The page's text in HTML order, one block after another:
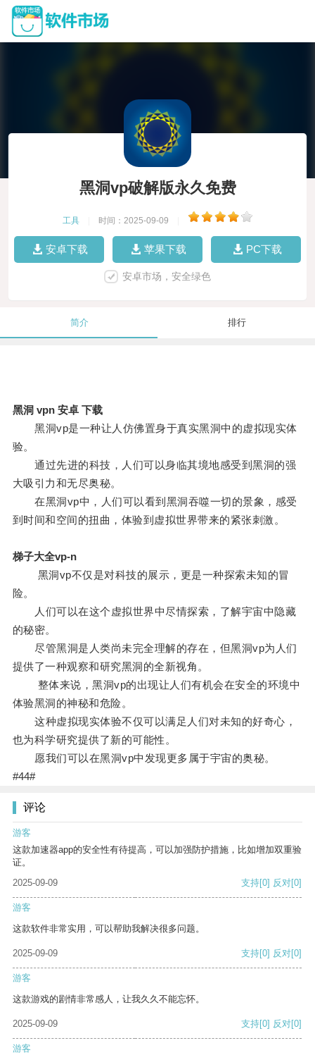
黑洞vp破解版永久免费
工具 时间：2025-09-09
安卓下载 苹果下载 PC下载
安卓市场，安全绿色
简介 排行
黑洞 vpn 安卓 下载
黑洞vp是一种让人仿佛置身于真实黑洞中的虚拟现实体
验。
通过先进的科技，人们可以身临其境地感受到黑洞的强
大吸引力和无尽奥秘。
在黑洞vp中，人们可以看到黑洞吞噬一切的景象，感受
到时间和空间的扭曲，体验到虚拟世界带来的紧张刺激。
梯子大全vp-n
黑洞vp不仅是对科技的展示，更是一种探索未知的冒
险。
人们可以在这个虚拟世界中尽情探索，了解宇宙中隐藏
的秘密。
尽管黑洞是人类尚未完全理解的存在，但黑洞vp为人们
提供了一种观察和研究黑洞的全新视角。
整体来说，黑洞vp的出现让人们有机会在安全的环境中
体验黑洞的神秘和危险。
这种虚拟现实体验不仅可以满足人们对未知的好奇心，
也为科学研究提供了新的可能性。
愿我们可以在黑洞vp中发现更多属于宇宙的奥秘。
#44#
评论
游客
这款加速器app的安全性有待提高，可以加强防护措施，比如增加双重验
证。
2025-09-09
支持[0] 反对[0]
游客
这款软件非常实用，可以帮助我解决很多问题。
2025-09-09 支持[0] 反对[0]
游客
这款游戏的剧情非常感人，让我久久不能忘怀。
2025-09-09 支持[0] 反对[0]
游客